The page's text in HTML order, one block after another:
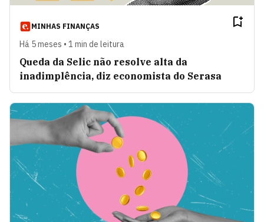
MINHAS FINANÇAS
Há 5 meses • 1 min de leitura
Queda da Selic não resolve alta da
inadimplência, diz economista do Serasa